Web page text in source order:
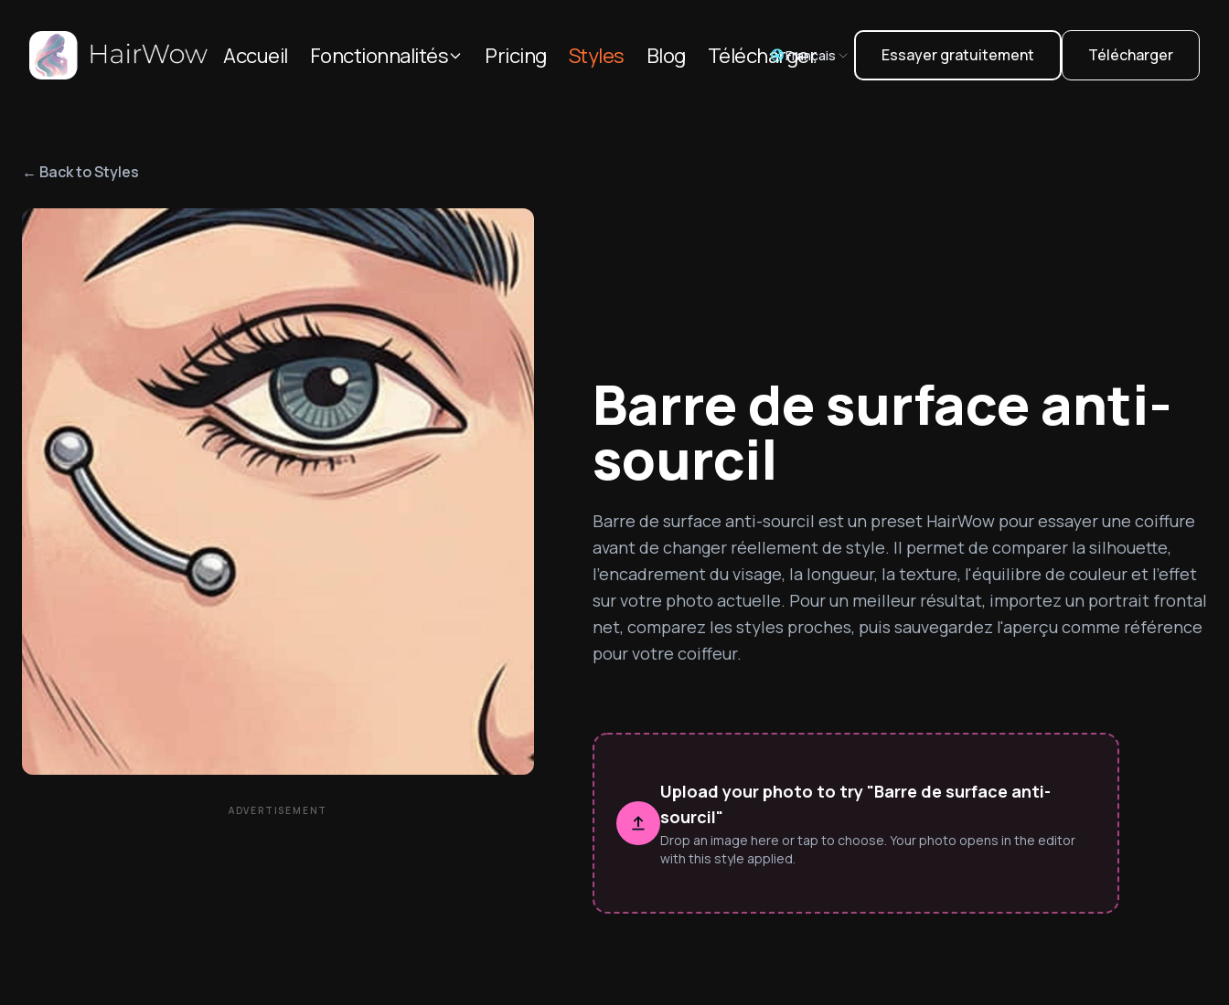
Accueil Fonctionnalités Pricing Styles Blog Télécharger
Français Essayer gratuitement Télécharger
← Back to Styles
ADVERTISEMENT
Barre de surface anti-
sourcil
Barre de surface anti-sourcil est un preset HairWow pour essayer une coiffure
avant de changer réellement de style. Il permet de comparer la silhouette,
l'encadrement du visage, la longueur, la texture, l'équilibre de couleur et l'effet
sur votre photo actuelle. Pour un meilleur résultat, importez un portrait frontal
net, comparez les styles proches, puis sauvegardez l'aperçu comme référence
pour votre coiffeur.
Upload your photo to try "Barre de surface anti-
sourcil"
Drop an image here or tap to choose. Your photo opens in the editor
with this style applied.